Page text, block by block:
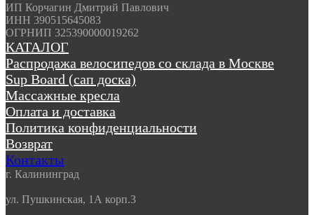
ИП Корчагин Дмитрий Павлович
ИНН 390515645083
ОГРНИП 325390000019262
КАТАЛОГ
Распродажа велосипедов со склада в Москве
Sup Board (сап доска)
Массажные кресла
Оплата и доставка
Политика конфиденциальности
Возврат
Контакты
г. Калининград
ул. Пушкинская, 1А корп.3